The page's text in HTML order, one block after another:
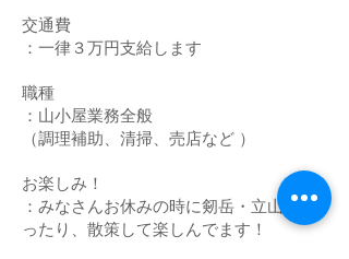
交通費
：一律３万円支給します
職種
：山小屋業務全般
（調理補助、清掃、売店など ）
お楽しみ！
：みなさんお休みの時に剱岳・立山に登
ったり、散策して楽しんでます！